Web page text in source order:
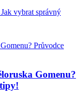
vybrat správný
Gomenu?